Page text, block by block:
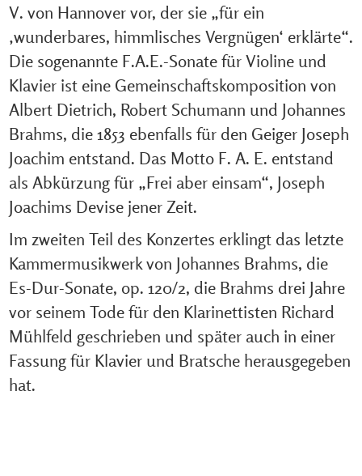
V. von Hannover vor, der sie „für ein
‚wunderbares, himmlisches Vergnügen‘ erklärte“.
Die sogenannte F.A.E.-Sonate für Violine und
Klavier ist eine Gemeinschaftskomposition von
Albert Dietrich, Robert Schumann und Johannes
Brahms, die 1853 ebenfalls für den Geiger Joseph
Joachim entstand. Das Motto F. A. E. entstand
als Abkürzung für „Frei aber einsam“, Joseph
Joachims Devise jener Zeit.
Im zweiten Teil des Konzertes erklingt das letzte
Kammermusikwerk von Johannes Brahms, die
Es-Dur-Sonate, op. 120/2, die Brahms drei Jahre
vor seinem Tode für den Klarinettisten Richard
Mühlfeld geschrieben und später auch in einer
Fassung für Klavier und Bratsche herausgegeben
hat.